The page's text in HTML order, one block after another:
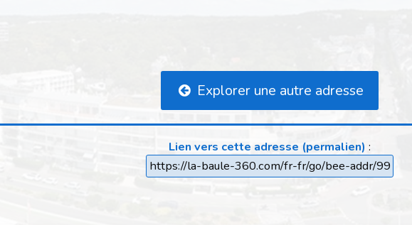
Explorer une autre adresse
Lien vers cette adresse (permalien) :
https://la-baule-360.com/fr-fr/go/bee-addr/99